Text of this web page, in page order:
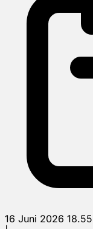
16 Juni 2026 18.55